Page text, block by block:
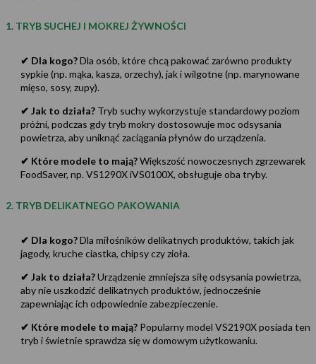
1. TRYB SUCHEJ I MOKREJ ŻYWNOŚCI
✔ Dla kogo?Dla osób, które chcą pakować zarówno produkty
sypkie (np. mąka, kasza, orzechy), jak i wilgotne (np. marynowane
mięso, sosy, zupy).
✔ Jak to działa? Tryb suchy wykorzystuje standardowy poziom
próżni, podczas gdy tryb mokry dostosowuje moc odsysania
powietrza, aby uniknąć zaciągania płynów do urządzenia.
✔ Które modele to mają?Większość nowoczesnych zgrzewarek
FoodSaver, np. VS1290X iVS0100X, obsługuje oba tryby.
2. TRYB DELIKATNEGO PAKOWANIA
✔ Dla kogo?Dla miłośników delikatnych produktów, takich jak
jagody, kruche ciastka, chipsy czy zioła.
✔ Jak to działa?Urządzenie zmniejsza siłę odsysania powietrza,
aby nie uszkodzić delikatnych produktów, jednocześnie
zapewniając ich odpowiednie zabezpieczenie.
✔ Które modele to mają? Popularny model VS2190X posiada ten
tryb i świetnie sprawdza się w domowym użytkowaniu.